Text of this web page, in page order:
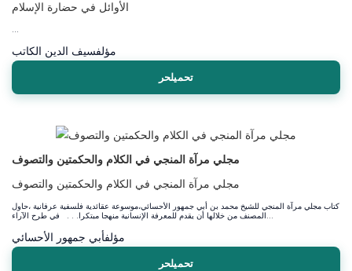
الأوائل في حضارة الإسلام
مؤلفسيف الدين الكاتب
تحميلحر
مجلي مرآة المنجي في الكلام والحكمتين والتصوف
مجلي مرآة المنجي في الكلام والحكمتين والتصوف
كتاب مجلي مرآة المنجي للشيخ محمد بن أبي جمهور الأحسائي،موسوعة عقائدية فلسفية عرفانية ،حاول
مؤلفأبي جمهور الأحسائي
تحميلحر